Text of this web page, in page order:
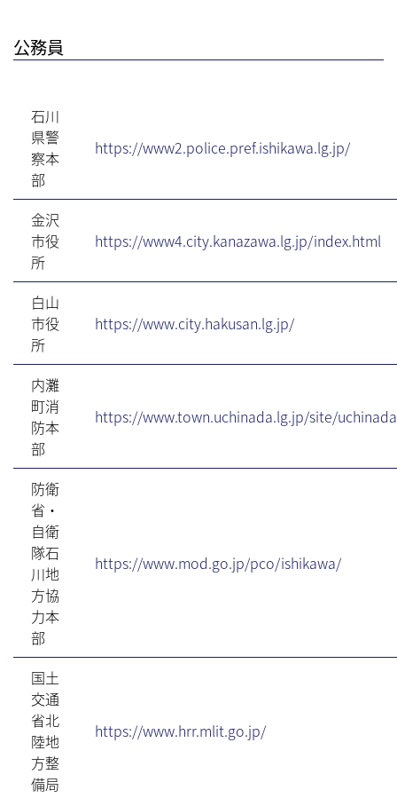
公務員
石川
県警
察本
部
https://www2.police.pref.ishikawa.lg.jp/
金沢
市役
所
https://www4.city.kanazawa.lg.jp/index.html
白山
市役
所
https://www.city.hakusan.lg.jp/
内灘
町消
防本
部
https://www.town.uchinada.lg.jp/site/
防衛
省・
自衛
隊石
川地
方協
力本
部
https://www.mod.go.jp/pco/ishikawa/
国土
交通
省北
陸地
方整
備局
https://www.hrr.mlit.go.jp/